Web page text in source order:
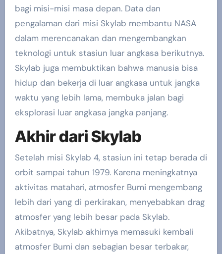
bagi misi-misi masa depan. Data dan
pengalaman dari misi Skylab membantu NASA
dalam merencanakan dan mengembangkan
teknologi untuk stasiun luar angkasa berikutnya.
Skylab juga membuktikan bahwa manusia bisa
hidup dan bekerja di luar angkasa untuk jangka
waktu yang lebih lama, membuka jalan bagi
eksplorasi luar angkasa jangka panjang.
Akhir dari Skylab
Setelah misi Skylab 4, stasiun ini tetap berada di
orbit sampai tahun 1979. Karena meningkatnya
aktivitas matahari, atmosfer Bumi mengembang
lebih dari yang di perkirakan, menyebabkan drag
atmosfer yang lebih besar pada Skylab.
Akibatnya, Skylab akhirnya memasuki kembali
atmosfer Bumi dan sebagian besar terbakar,